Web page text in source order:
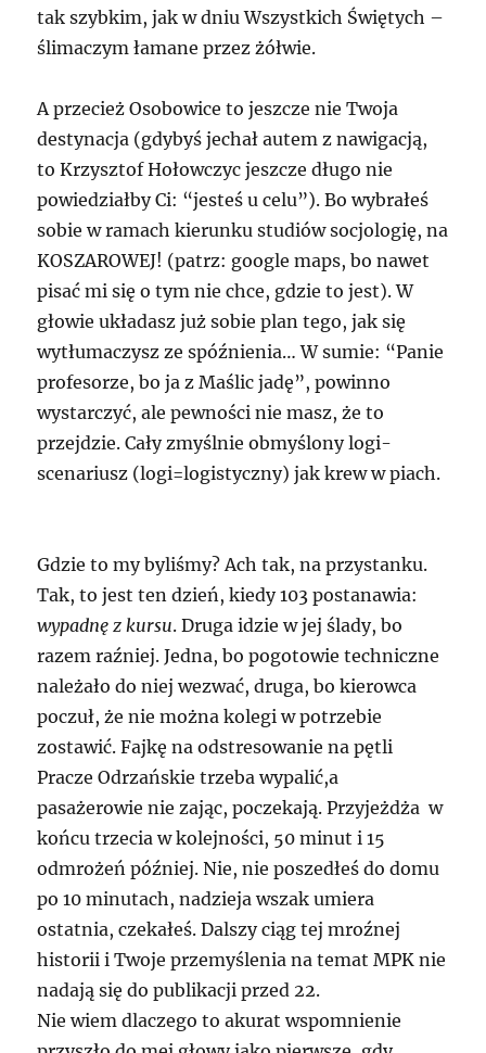
tak szybkim, jak w dniu Wszystkich Świętych –
ślimaczym łamane przez żółwie.
A przecież Osobowice to jeszcze nie Twoja
destynacja (gdybyś jechał autem z nawigacją,
to Krzysztof Hołowczyc jeszcze długo nie
powiedziałby Ci: “jesteś u celu”). Bo wybrałeś
sobie w ramach kierunku studiów socjologię, na
KOSZAROWEJ! (patrz: google maps, bo nawet
pisać mi się o tym nie chce, gdzie to jest). W
głowie układasz już sobie plan tego, jak się
wytłumaczysz ze spóźnienia… W sumie: “Panie
profesorze, bo ja z Maślic jadę”, powinno
wystarczyć, ale pewności nie masz, że to
przejdzie. Cały zmyślnie obmyślony logi-
scenariusz (logi=logistyczny) jak krew w piach.
Gdzie to my byliśmy? Ach tak, na przystanku.
Tak, to jest ten dzień, kiedy 103 postanawia:
wypadnę z kursu. Druga idzie w jej ślady, bo
razem raźniej. Jedna, bo pogotowie techniczne
należało do niej wezwać, druga, bo kierowca
poczuł, że nie można kolegi w potrzebie
zostawić. Fajkę na odstresowanie na pętli
Pracze Odrzańskie trzeba wypalić,a
pasażerowie nie zając, poczekają. Przyjeżdża w
końcu trzecia w kolejności, 50 minut i 15
odmrożeń później. Nie, nie poszedłeś do domu
po 10 minutach, nadzieja wszak umiera
ostatnia, czekałeś. Dalszy ciąg tej mroźnej
historii i Twoje przemyślenia na temat MPK nie
nadają się do publikacji przed 22.
Nie wiem dlaczego to akurat wspomnienie